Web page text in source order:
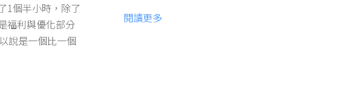
1個半小時，除了
福利與優化部分
說是一個比一個
閱讀更多